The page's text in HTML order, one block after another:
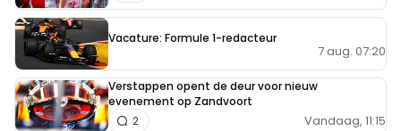
Vacature: Formule 1-redacteur
7 aug. 07:20
Verstappen opent de deur voor nieuw
evenement op Zandvoort
Vandaag, 11:15
2